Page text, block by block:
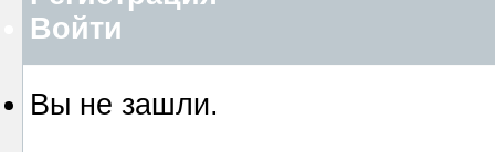
Войти
Вы не зашли.